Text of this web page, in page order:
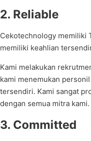
2. Reliable
Cekotechnology memiliki
memiliki keahlian
Kami melakukan
kami menemukan
tersendiri. Kami sangat
dengan semua mitra kami.
3. Committed